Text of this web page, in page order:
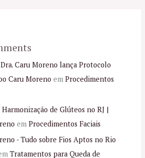
Caru Moreno lança Protocolo
Caru Moreno em Procedimentos
de Glúteos no RJ |
em Procedimentos Faciais
- Tudo sobre Fios Aptos no Rio
Tratamentos para Queda de